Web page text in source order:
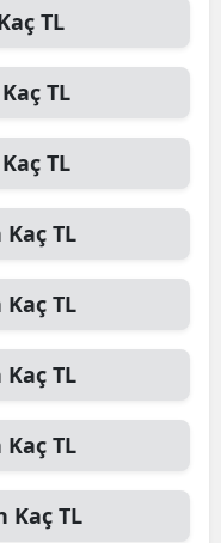
TL
Kaç TL
Kaç TL
Kaç TL
Kaç TL
Kaç TL
Kaç TL
Kaç TL